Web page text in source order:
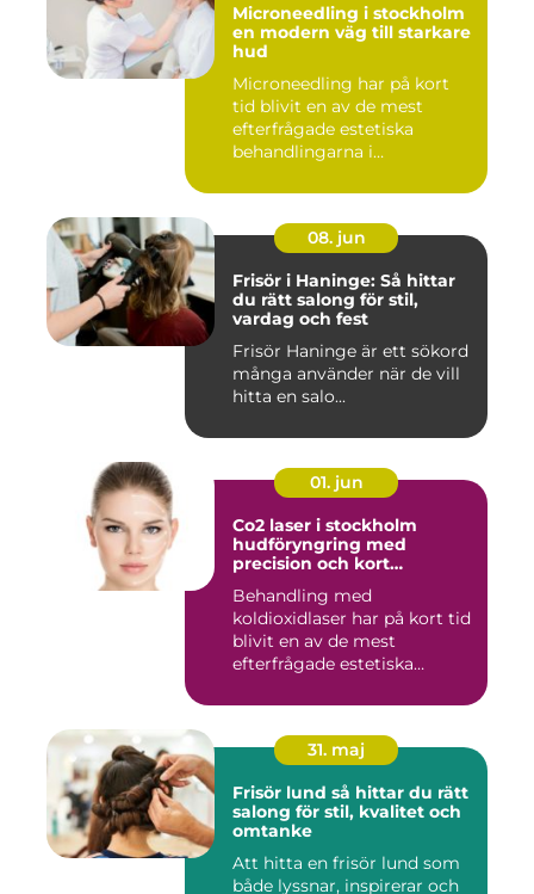
Microneedling i stockholm
en modern väg till starkare
hud
Microneedling har på kort
tid blivit en av de mest
efterfrågade estetiska
behandlingarna i
08. jun
Frisör i Haninge: Så hittar
du rätt salong för stil,
vardag och fest
Frisör Haninge är ett sökord
många använder när de vill
hitta en salo...
01. jun
Co2 laser i stockholm
hudföryngring med
precision och kort
Behandling med
koldioxidlaser har på kort tid
blivit en av de mest
efterfrågade estetiska
31. maj
Frisör lund så hittar du rätt
salong för stil, kvalitet och
omtanke
Att hitta en frisör lund som
både lyssnar, inspirerar och